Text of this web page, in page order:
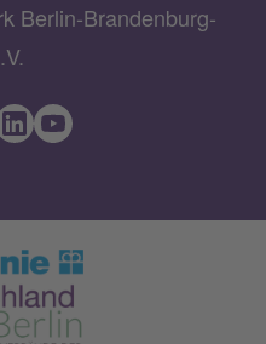
Berlin-Brandenburg-